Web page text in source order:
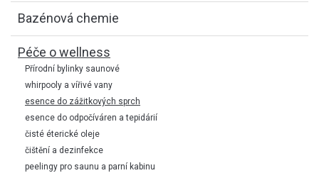
Bazénová chemie
Péče o wellness
Přírodní bylinky saunové
whirpooly a vířivé vany
esence do zážitkových sprch
esence do odpočíváren a tepidárií
čisté éterické oleje
čištění a dezinfekce
peelingy pro saunu a parní kabinu